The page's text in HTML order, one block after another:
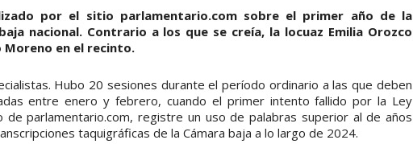
por el sitio parlamentario.com sobre el primer año de la
nacional. Contrario a los que se creía, la locuaz Emilia Orozco
Moreno en el recinto.
Hubo 20 sesiones durante el período ordinario a las que deben
entre enero y febrero, cuando el primer intento fallido por la Ley
de parlamentario.com, registre un uso de palabras superior al de años
taquigráficas de la Cámara baja a lo largo de 2024.